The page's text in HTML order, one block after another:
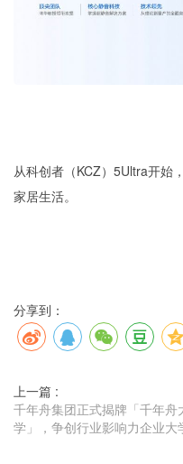
从科创者（KCZ）5Ultra开始
家居生活。
分享到：
上一篇 :
千年舟集团正式揭牌「千年舟
学」，争创行业影响力企业大